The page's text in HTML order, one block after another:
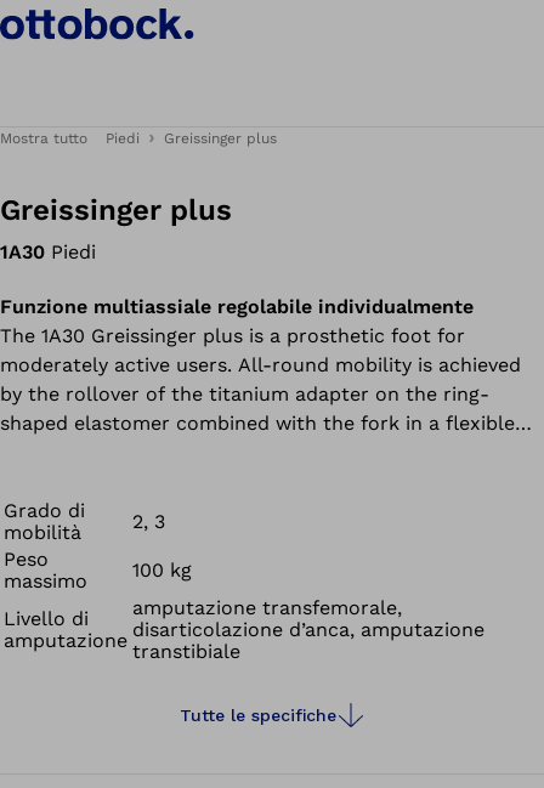
Mostra tutto Piedi Greissinger plus
Greissinger plus
1A30 Piedi
Funzione multiassiale regolabile individualmente
The 1A30 Greissinger plus is a prosthetic foot for
moderately active users. All-round mobility is achieved
by the rollover of the titanium adapter on the ring-
shaped elastomer combined with the fork in a flexible
Grado di
mobilità
2, 3
Peso
massimo
100 kg
Livello di
amputazione
amputazione transfemorale,
disarticolazione d’anca, amputazione
transtibiale
Tutte le specifiche